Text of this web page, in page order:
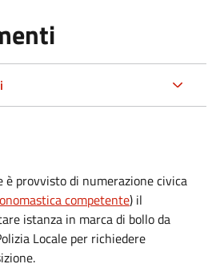
è provvisto di numerazione civica
competente) il
istanza in marca di bollo da
Locale per richiedere